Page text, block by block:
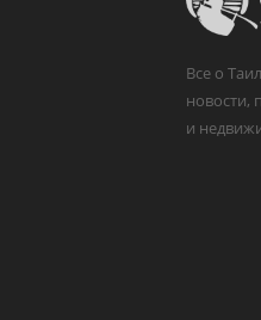
Все о
новости,
и